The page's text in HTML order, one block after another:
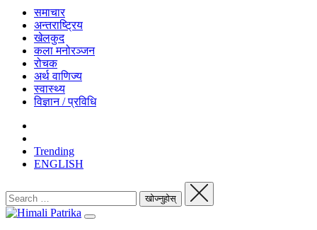
समाचार
अन्तराष्ट्रिय
खेलकुद
कला मनोरञ्जन
रोचक
अर्थ वाणिज्य
स्वास्थ्य
विज्ञान / प्रविधि
Trending
ENGLISH